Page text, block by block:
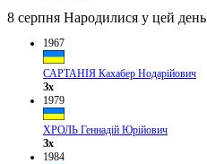
8 серпня Народилися у цей день
1967
САРТАНІЯ Кахабер Нодарійович
Зх
1979
ХРОЛЬ Геннадій Юрійович
Зх
1984